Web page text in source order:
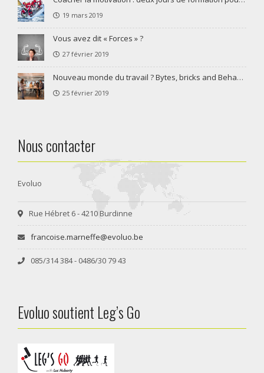
19 mars 2019
Vous avez dit « Forces »​ ?
27 février 2019
Nouveau monde du travail ? Bytes, bricks and Behaviours pour plus de communication, de collaboration et de codécision !
25 février 2019
Nous contacter
Evoluo
Rue Hébret 6 - 4210 Burdinne
francoise.marneffe@evoluo.be
085/314 384 - 0486/30 79 43
Evoluo soutient Leg’s Go